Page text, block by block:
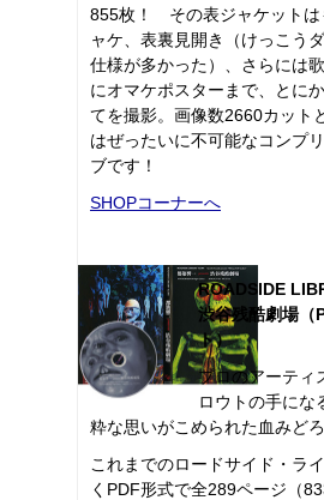
855枚！ その表ジャケットは
ャケ、表裏見開き（けっこう
仕様が多かった）、さらには
にオマケポスターまで、とに
てを撮影。画像数2660カット
はぜったいに不可能なコンプ
ブです！
SHOPコーナーへ
ROADSIDE
渋谷残酷劇場（
ト）
プロのアーティ
ロウトの手にな
粋な思いがこめられた血みどろ
これまでのロードサイド・ラ
くPDF形式で全289ページ（